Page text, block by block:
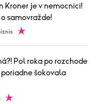
samovražde!
poriadne šokovala